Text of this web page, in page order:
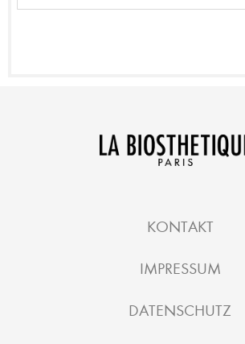
KONTAKT
IMPRESSUM
DATENSCHUTZ